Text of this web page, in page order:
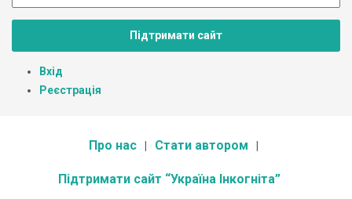
Підтримати сайт
Вхід
Реєстрація
Про нас Стати автором
Підтримати сайт “Україна Інкогніта”